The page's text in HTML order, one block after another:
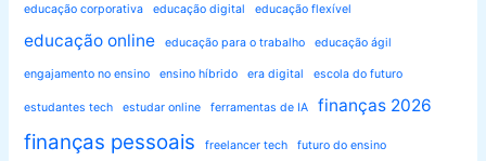
educação corporativa educação digital educação flexível
educação online educação para o trabalho educação ágil
engajamento no ensino ensino híbrido era digital escola do futuro
estudantes tech estudar online ferramentas de IA finanças 2026
finanças pessoais freelancer tech futuro do ensino